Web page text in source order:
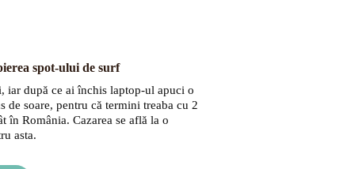
spot-ului de surf
iar după ce ai închis laptop-ul apuci o
de soare, pentru că termini treaba cu 2
în România. Cazarea se află la o
asta.